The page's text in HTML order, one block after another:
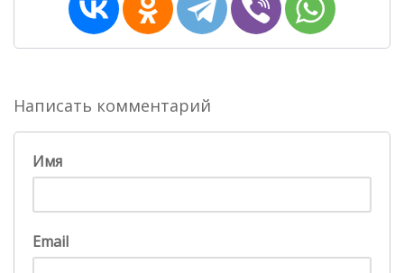
Написать комментарий
Имя
Email